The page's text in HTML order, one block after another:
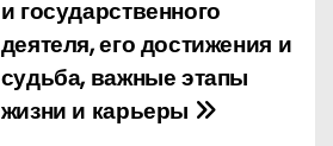
и государственного
деятеля, его достижения и
судьба, важные этапы
жизни и карьеры